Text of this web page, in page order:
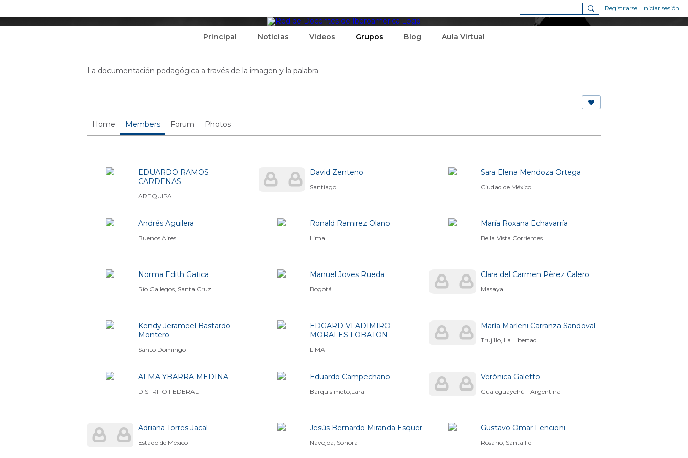
Registrarse Iniciar sesión
Principal Noticias Vídeos Grupos Blog Aula Virtual
La documentación pedagógica a través de la imagen y la palabra
Home Members Forum Photos
EDUARDO RAMOS
CARDENAS
AREQUIPA
David Zenteno
Santiago
Sara Elena Mendoza Ortega
Ciudad de México
Andrés Aguilera
Buenos Aires
Ronald Ramirez Olano
Lima
María Roxana Echavarría
Bella Vista Corrientes
Norma Edith Gatica
Río Gallegos, Santa Cruz
Manuel Joves Rueda
Bogotá
Clara del Carmen Pèrez Calero
Masaya
Kendy Jerameel Bastardo
Montero
Santo Domingo
EDGARD VLADIMIRO
MORALES LOBATON
LIMA
María Marleni Carranza Sandoval
Trujillo, La Libertad
ALMA YBARRA MEDINA
DISTRITO FEDERAL
Eduardo Campechano
Barquisimeto,Lara
Verónica Galetto
Gualeguaychú - Argentina
Adriana Torres Jacal
Estado de México
Jesús Bernardo Miranda Esquer
Navojoa, Sonora
Gustavo Omar Lencioni
Rosario, Santa Fe